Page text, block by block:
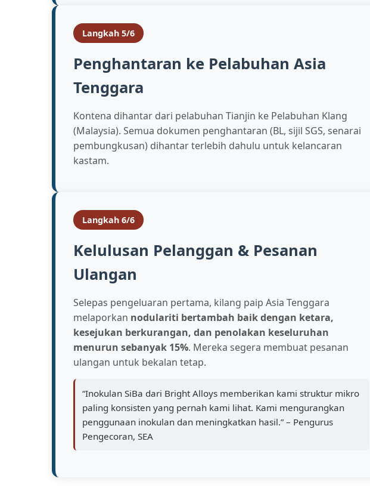
Langkah 5/6
Penghantaran ke Pelabuhan Asia
Tenggara
Kontena dihantar dari pelabuhan Tianjin ke Pelabuhan Klang
(Malaysia). Semua dokumen penghantaran (BL, sijil SGS, senarai
pembungkusan) dihantar terlebih dahulu untuk kelancaran
kastam.
Langkah 6/6
Kelulusan Pelanggan & Pesanan
Ulangan
Selepas pengeluaran pertama, kilang paip Asia Tenggara
melaporkan nodulariti bertambah baik dengan ketara,
kesejukan berkurangan, dan penolakan keseluruhan
menurun sebanyak 15%. Mereka segera membuat pesanan
ulangan untuk bekalan tetap.
“Inokulan SiBa dari Bright Alloys memberikan kami struktur mikro
paling konsisten yang pernah kami lihat. Kami mengurangkan
penggunaan inokulan dan meningkatkan hasil.” – Pengurus
Pengecoran, SEA